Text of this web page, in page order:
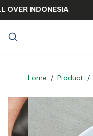
OVER INDONESIA
Home / Product /